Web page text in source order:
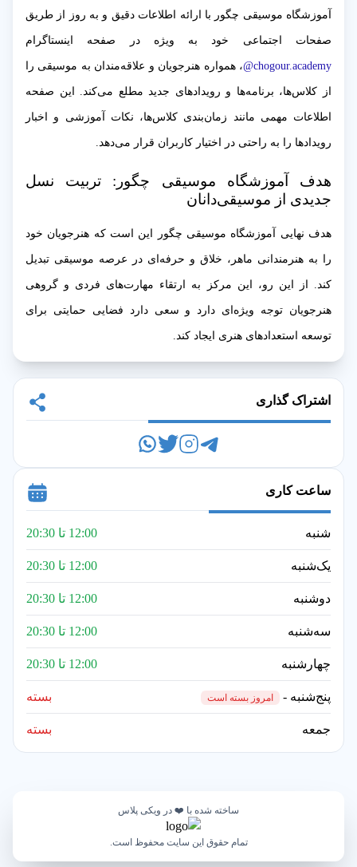
آموزشگاه موسیقی چگور با ارائه اطلاعات دقیق و به روز از طریق
صفحات اجتماعی خود به ویژه در صفحه اینستاگرام
chogour.academy@ ، همواره هنرجویان و علاقه‌مندان به موسیقی را
از کلاس‌ها، برنامه‌ها و رویدادهای جدید مطلع می‌کند. این صفحه
اطلاعات مهمی مانند زمان‌بندی کلاس‌ها، نکات آموزشی و اخبار
رویدادها را به راحتی در اختیار کاربران قرار می‌دهد.
هدف آموزشگاه موسیقی چگور: تربیت نسل
جدیدی از موسیقی‌دانان
هدف نهایی آموزشگاه موسیقی چگور این است که هنرجویان خود
را به هنرمندانی ماهر، خلاق و حرفه‌ای در عرصه موسیقی تبدیل
کند. از این رو، این مرکز به ارتقاء مهارت‌های فردی و گروهی
هنرجویان توجه ویژه‌ای دارد و سعی دارد فضایی حمایتی برای
توسعه استعدادهای هنری ایجاد کند.
اشتراک گذاری
ساعت کاری
شنبه 12:00 تا 20:30
یک‌شنبه 12:00 تا 20:30
دوشنبه 12:00 تا 20:30
سه‌شنبه 12:00 تا 20:30
چهارشنبه 12:00 تا 20:30
پنج‌شنبه - امروز بسته است بسته
جمعه بسته
ساخته شده با ❤️ در ویکی پلاس
تمام حقوق این سایت محفوظ است.